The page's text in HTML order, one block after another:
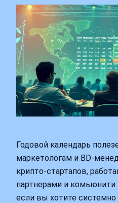
Годовой календарь
маркетологам и BD-
крипто‑стартапов,
партнерами и
если вы хотите